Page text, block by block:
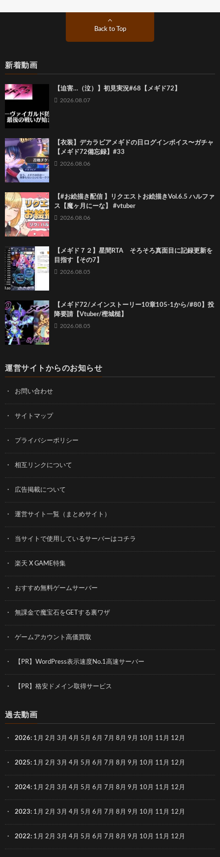
Back to Top
新着動画
【迫害…（泣）】初見実況#68【メギド72】
2026.08.07
【衣装】デカラビアメギドの日ログインボイス〜ガチャ
【メギド72備忘録】#33
2026.08.06
【#お絵描き配信 】リクエストお絵描きVol.6.5 ハルファ
ス【魔ヶ月にーな】 #vtuber
2026.08.06
【メギド７２】星間RTA そろそろ真面目に記録更新を
目指す【その7】
2026.08.05
【メギド72/メインストーリー10章105-1から/#80】投
降要請【Vtuber/樫城槌】
2026.08.05
運営サイトからのお知らせ
お問い合わせ
サイトマップ
プライバシーポリシー
相互リンクについて
広告掲載について
運営サイト一覧（まとめサイト）
当サイトで使用しているサーバーはコチラ
楽天 X GAME特集
おすすめ無料ゲームサーバー
無課金で魔宝石をGETする裏ワザ
ゲームアカウント高価買取
【PR】WordPress表示速度No.1高速サーバー
【PR】格安ドメイン取得サービス
過去動画
2026: 1月 2月 3月 4月 5月 6月 7月 8月 9月 10月 11月 12月
2025: 1月 2月 3月 4月 5月 6月 7月 8月 9月 10月 11月 12月
2024: 1月 2月 3月 4月 5月 6月 7月 8月 9月 10月 11月 12月
2023: 1月 2月 3月 4月 5月 6月 7月 8月 9月 10月 11月 12月
2022: 1月 2月 3月 4月 5月 6月 7月 8月 9月 10月 11月 12月